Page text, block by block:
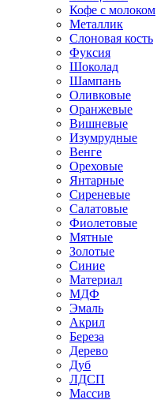
Кофе с молоком
Металлик
Слоновая кость
Фуксия
Шоколад
Шампань
Оливковые
Оранжевые
Вишневые
Изумрудные
Венге
Ореховые
Янтарные
Сиреневые
Салатовые
Фиолетовые
Мятные
Золотые
Синие
Материал
МДФ
Эмаль
Акрил
Береза
Дерево
Дуб
ЛДСП
Массив